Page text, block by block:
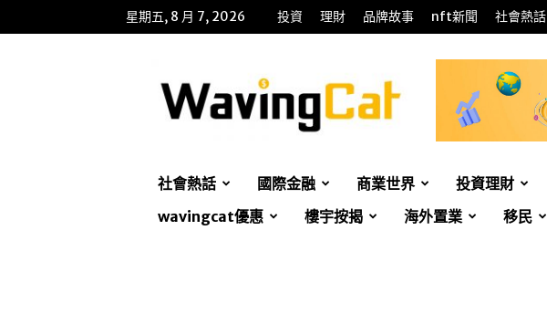
星期五, 8 月 7, 2026 投資 理財 品牌故事 nft新聞 社會熱話
招
財
貓
社會熱話 國際金融 商業世界 投資理財
wavingcat優惠
樓宇按揭 海外置業 移民